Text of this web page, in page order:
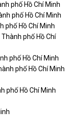
phố Hồ Chí Minh
phố Hồ Chí Minh
phố Hồ Chí Minh
phố Hồ Chí
phố Hồ Chí Minh
phố Hồ Chí Minh
phố Hồ Chí Minh